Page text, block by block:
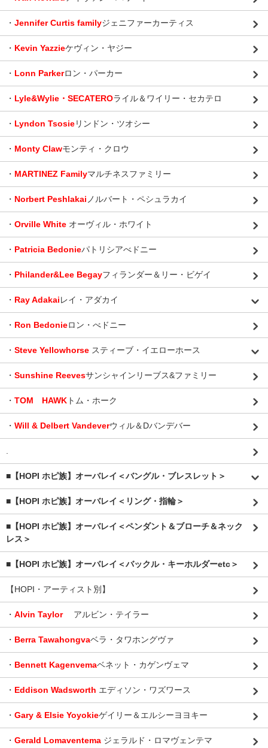
・ Jennifer Curtis familyジェニファーカーティス
・ Kevin Yazzieケヴィン・ヤジー
・ Lonn Parkerロン・パーカー
・ Lyle&Wylie・SECATEROライル＆ワイリー・セカテロ
・ Lyndon Tsosieリンドン・ツオシー
・ Monty Clawモンティ・クロウ
・ MARTINEZ Familyマルチネスファミリー
・ Norbert Peshlakai ノルバート・ペシュラカイ
・ Orville White オーヴィル・ホワイト
・ Patricia Bedonieパトリシアべドニー
・ Philander&Lee Begayフィランダー＆リー・ビゲイ
・ Ray Adakaiレイ・アダカイ
・ Ron Bedonieロン・べドニー
・ Steve Yellowhorse スティーブ・イエローホース
・ Sunshine Reevesサンシャインリーブス&ファミリー
・ TOM HAWK トム・ホーク
・ Will & Delbert Vandeverウィル＆Dバンデバー
.
■【HOPI ホピ族】オーバレイ＜バングル・ブレスレット＞
■【HOPI ホピ族】オーバレイ＜リング・指輪＞
■【HOPI ホピ族】オーバレイ＜ペンダント＆ブローチ＆ネック
レス＞
■【HOPI ホピ族】オーバレイ＜バックル・キーホルダーetc＞
【HOPI・アーティスト別】
・ Alvin Taylor アルビン・テイラー
・ Berra Tawahongvaベラ・タワホングヴァ
・ Bennett Kagenvemaベネット・カゲンヴェマ
・ Eddison Wadsworth エディソン・ワズワース
・ Gary & Elsie Yoyokieゲイリー＆エルシーヨヨキー
・ Gerald Lomaventema ジェラルド・ロマヴェンテマ